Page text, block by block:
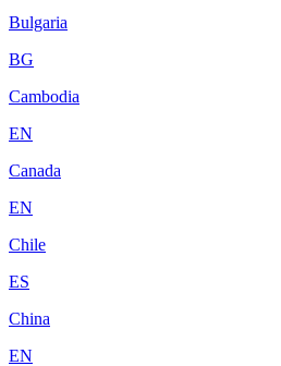
Bulgaria
BG
Cambodia
EN
Canada
EN
Chile
ES
China
EN